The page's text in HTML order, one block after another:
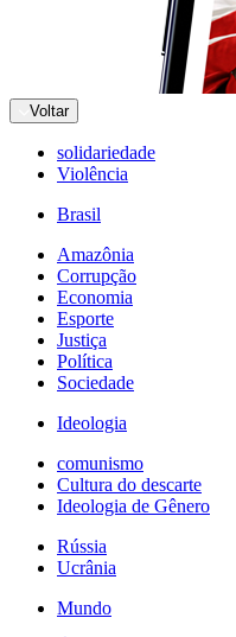
Voltar
solidariedade
Violência
Brasil
Amazônia
Corrupção
Economia
Esporte
Justiça
Política
Sociedade
Ideologia
comunismo
Cultura do descarte
Ideologia de Gênero
Rússia
Ucrânia
Mundo